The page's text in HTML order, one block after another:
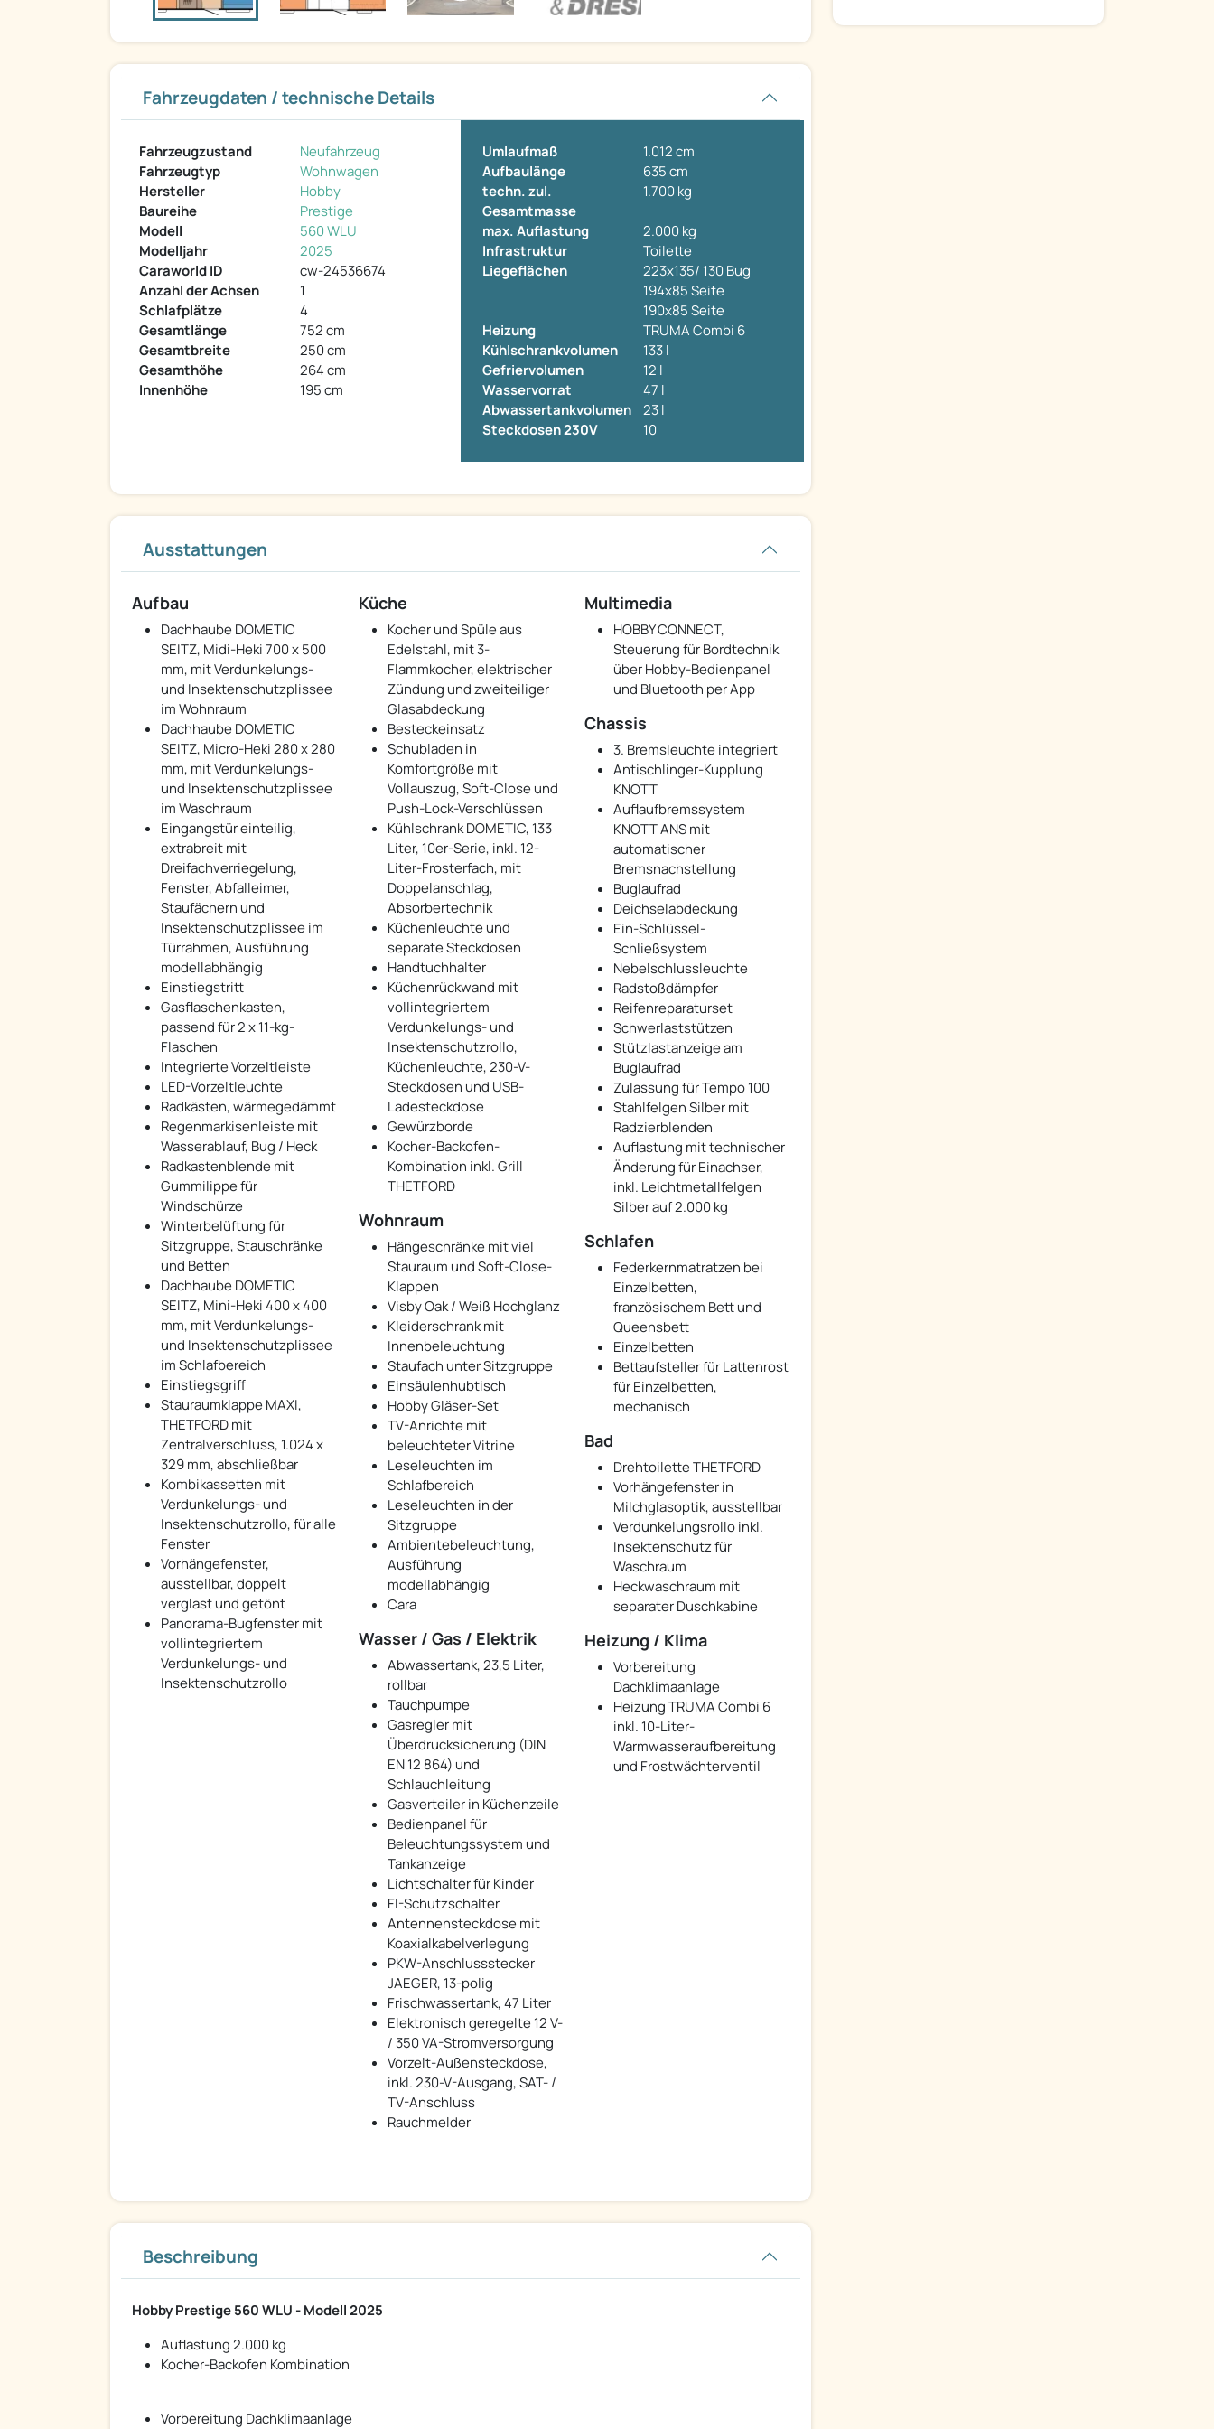
Fahrzeugdaten / technische Details
Fahrzeugzustand
Neufahrzeug
Fahrzeugtyp
Wohnwagen
Hersteller
Hobby
Baureihe
Prestige
Modell
560 WLU
Modelljahr
2025
Caraworld ID
cw-24536674
Anzahl der Achsen
1
Schlafplätze
4
Gesamtlänge
752 cm
Gesamtbreite
250 cm
Gesamthöhe
264 cm
Innenhöhe
195 cm
Umlaufmaß
1.012 cm
Aufbaulänge
635 cm
techn. zul.
Gesamtmasse
1.700 kg
max. Auflastung
2.000 kg
Infrastruktur
Toilette
Liegeflächen
223x135/ 130 Bug
194x85 Seite
190x85 Seite
Heizung
TRUMA Combi 6
Kühlschrankvolumen
133 l
Gefriervolumen
12 l
Wasservorrat
47 l
Abwassertankvolumen
23 l
Steckdosen 230V
10
Ausstattungen
Aufbau
Dachhaube DOMETIC
SEITZ, Midi-Heki 700 x 500
mm, mit Verdunkelungs-
und Insektenschutzplissee
im Wohnraum
Dachhaube DOMETIC
SEITZ, Micro-Heki 280 x 280
mm, mit Verdunkelungs-
und Insektenschutzplissee
im Waschraum
Eingangstür einteilig,
extrabreit mit
Dreifachverriegelung,
Fenster, Abfalleimer,
Staufächern und
Insektenschutzplissee im
Türrahmen, Ausführung
modellabhängig
Einstiegstritt
Gasflaschenkasten,
passend für 2 x 11-kg-
Flaschen
Integrierte Vorzeltleiste
LED-Vorzeltleuchte
Radkästen, wärmegedämmt
Regenmarkisenleiste mit
Wasserablauf, Bug / Heck
Radkastenblende mit
Gummilippe für
Windschürze
Winterbelüftung für
Sitzgruppe, Stauschränke
und Betten
Dachhaube DOMETIC
SEITZ, Mini-Heki 400 x 400
mm, mit Verdunkelungs-
und Insektenschutzplissee
im Schlafbereich
Einstiegsgriff
Stauraumklappe MAXI,
THETFORD mit
Zentralverschluss, 1.024 x
329 mm, abschließbar
Kombikassetten mit
Verdunkelungs- und
Insektenschutzrollo, für alle
Fenster
Vorhängefenster,
ausstellbar, doppelt
verglast und getönt
Panorama-Bugfenster mit
vollintegriertem
Verdunkelungs- und
Insektenschutzrollo
Küche
Kocher und Spüle aus
Edelstahl, mit 3-
Flammkocher, elektrischer
Zündung und zweiteiliger
Glasabdeckung
Besteckeinsatz
Schubladen in
Komfortgröße mit
Vollauszug, Soft-Close und
Push-Lock-Verschlüssen
Kühlschrank DOMETIC, 133
Liter, 10er-Serie, inkl. 12-
Liter-Frosterfach, mit
Doppelanschlag,
Absorbertechnik
Küchenleuchte und
separate Steckdosen
Handtuchhalter
Küchenrückwand mit
vollintegriertem
Verdunkelungs- und
Insektenschutzrollo,
Küchenleuchte, 230-V-
Steckdosen und USB-
Ladesteckdose
Gewürzborde
Kocher-Backofen-
Kombination inkl. Grill
THETFORD
Multimedia
HOBBY CONNECT,
Steuerung für Bordtechnik
über Hobby-Bedienpanel
und Bluetooth per App
Chassis
3. Bremsleuchte integriert
Antischlinger-Kupplung
KNOTT
Auflaufbremssystem
KNOTT ANS mit
automatischer
Bremsnachstellung
Buglaufrad
Deichselabdeckung
Ein-Schlüssel-
Schließsystem
Nebelschlussleuchte
Radstoßdämpfer
Reifenreparaturset
Schwerlaststützen
Stützlastanzeige am
Buglaufrad
Zulassung für Tempo 100
Stahlfelgen Silber mit
Radzierblenden
Auflastung mit technischer
Änderung für Einachser,
inkl. Leichtmetallfelgen
Silber auf 2.000 kg
Wohnraum
Hängeschränke mit viel
Stauraum und Soft-Close-
Klappen
Visby Oak / Weiß Hochglanz
Kleiderschrank mit
Innenbeleuchtung
Staufach unter Sitzgruppe
Einsäulenhubtisch
Hobby Gläser-Set
TV-Anrichte mit
beleuchteter Vitrine
Leseleuchten im
Schlafbereich
Leseleuchten in der
Sitzgruppe
Ambientebeleuchtung,
Ausführung
modellabhängig
Cara
Schlafen
Federkernmatratzen bei
Einzelbetten,
französischem Bett und
Queensbett
Einzelbetten
Bettaufsteller für Lattenrost
für Einzelbetten,
mechanisch
Bad
Drehtoilette THETFORD
Vorhängefenster in
Milchglasoptik, ausstellbar
Verdunkelungsrollo inkl.
Insektenschutz für
Waschraum
Heckwaschraum mit
separater Duschkabine
Wasser / Gas / Elektrik
Abwassertank, 23,5 Liter,
rollbar
Tauchpumpe
Gasregler mit
Überdrucksicherung (DIN
EN 12 864) und
Schlauchleitung
Gasverteiler in Küchenzeile
Bedienpanel für
Beleuchtungssystem und
Tankanzeige
Lichtschalter für Kinder
FI-Schutzschalter
Antennensteckdose mit
Koaxialkabelverlegung
PKW-Anschlussstecker
JAEGER, 13-polig
Frischwassertank, 47 Liter
Elektronisch geregelte 12 V-
/ 350 VA-Stromversorgung
Vorzelt-Außensteckdose,
inkl. 230-V-Ausgang, SAT- /
TV-Anschluss
Rauchmelder
Heizung / Klima
Vorbereitung
Dachklimaanlage
Heizung TRUMA Combi 6
inkl. 10-Liter-
Warmwasseraufbereitung
und Frostwächterventil
Beschreibung
Hobby Prestige 560 WLU - Modell 2025
Auflastung 2.000 kg
Kocher-Backofen Kombination
Vorbereitung Dachklimaanlage